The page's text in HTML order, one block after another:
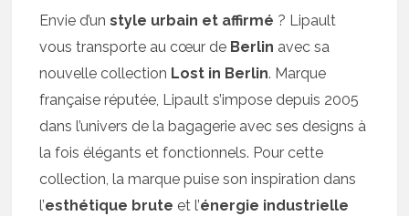
Envie d’unstyle urbain et affirmé ? Lipault
vous transporte au cœur de Berlin avec sa
nouvelle collection Lost in Berlin. Marque
française réputée, Lipault s’impose depuis 2005
dans l’univers de la bagagerie avec ses designs à
la fois élégants et fonctionnels. Pour cette
collection, la marque puise son inspiration dans
l’esthétique brute et l’énergie industrielle